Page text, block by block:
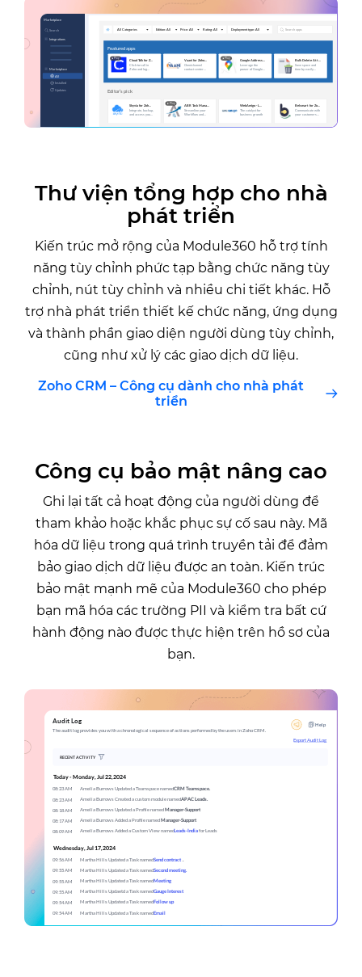
Thư viện tổng hợp cho nhà
phát triển
Kiến trúc mở rộng của Module360 hỗ trợ tính
năng tùy chỉnh phức tạp bằng chức năng tùy
chỉnh, nút tùy chỉnh và nhiều chi tiết khác. Hỗ
trợ nhà phát triển thiết kế chức năng, ứng dụng
và thành phần giao diện người dùng tùy chỉnh,
cũng như xử lý các giao dịch dữ liệu.
Zoho CRM – Công cụ dành cho nhà phát
triển
Công cụ bảo mật nâng cao
Ghi lại tất cả hoạt động của người dùng để
tham khảo hoặc khắc phục sự cố sau này. Mã
hóa dữ liệu trong quá trình truyền tải để đảm
bảo giao dịch dữ liệu được an toàn. Kiến trúc
bảo mật mạnh mẽ của Module360 cho phép
bạn mã hóa các trường PII và kiểm tra bất cứ
hành động nào được thực hiện trên hồ sơ của
bạn.